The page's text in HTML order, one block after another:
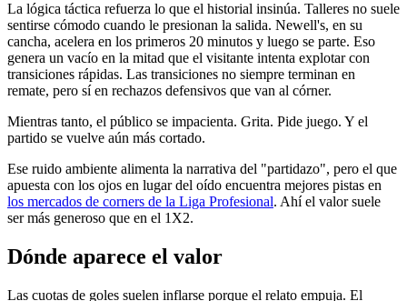
La lógica táctica refuerza lo que el historial insinúa. Talleres no suele
sentirse cómodo cuando le presionan la salida. Newell's, en su
cancha, acelera en los primeros 20 minutos y luego se parte. Eso
genera un vacío en la mitad que el visitante intenta explotar con
transiciones rápidas. Las transiciones no siempre terminan en
remate, pero sí en rechazos defensivos que van al córner.
Mientras tanto, el público se impacienta. Grita. Pide juego. Y el
partido se vuelve aún más cortado.
Ese ruido ambiente alimenta la narrativa del "partidazo", pero el que
apuesta con los ojos en lugar del oído encuentra mejores pistas en
los mercados de corners de la Liga Profesional. Ahí el valor suele
ser más generoso que en el 1X2.
Dónde aparece el valor
Las cuotas de goles suelen inflarse porque el relato empuja. El